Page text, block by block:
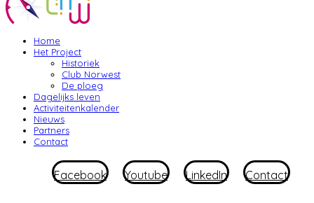
Home
Het Project
Historiek
Club Norwest
De ploeg
Dagelijks leven
Activiteitenkalender
Nieuws
Partners
Contact
Facebook Youtube LinkedIn Contact